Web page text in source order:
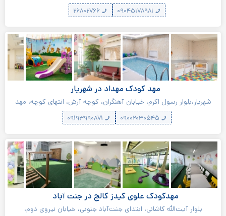
۲۶۸۰۲۷۶۶
مهد کودک مهداد در شهریار
شهریار،بلوار رسول اکرم، خیابان آهنگران، کوچه آرش، انتهای کوچه، مهد
مهداد
مهدکودک علوی کیدز کالج در جنت آباد
بلوار آیت‌الله کاشانی، ابتدای جنت‌آباد جنوبی، خیابان نیروی دوم،